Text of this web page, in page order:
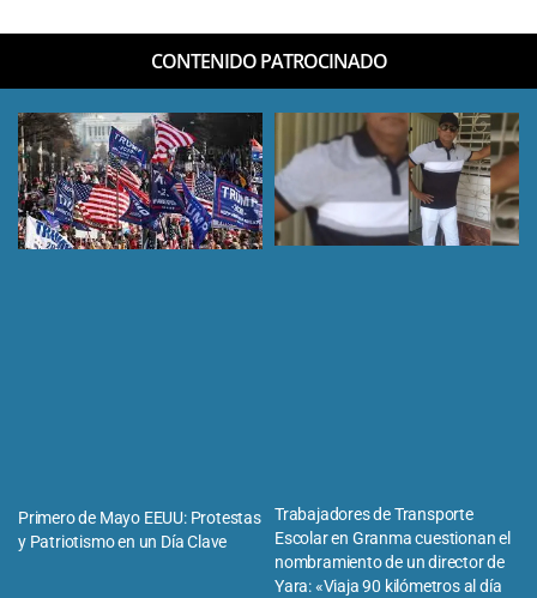
CONTENIDO PATROCINADO
Primero de Mayo EEUU: Protestas
y Patriotismo en un Día Clave
Trabajadores de Transporte
Escolar en Granma cuestionan el
nombramiento de un director de
Yara: «Viaja 90 kilómetros al día